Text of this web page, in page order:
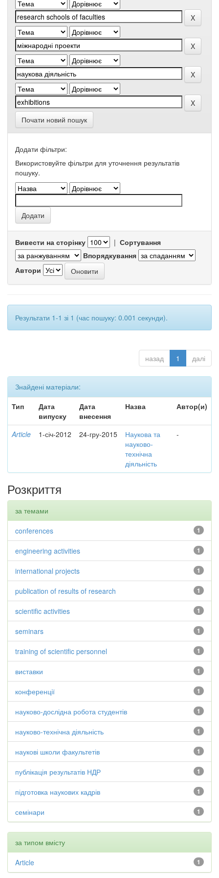
Почати новий пошук
Додати фільтри:
Використовуйте фільтри для уточнення результатів
пошуку.
Вивести на сторінку | Сортування
Впорядкування
Автори
Результати 1-1 зі 1 (час пошуку: 0.001 секунди).
назад 1 далі
Знайдені матеріали:
Тип
Дата
випуску
Дата
внесення
Назва Автор(и)
Article 1-січ-2012 24-гру-2015
Наукова та
науково-
технічна
діяльність
-
Розкриття
за темами
1
conferences
1
engineering activities
1
international projects
1
publication of results of research
1
scientific activities
1
seminars
1
training of scientific personnel
1
виставки
1
конференції
1
науково-дослідна робота студентів
1
науково-технічна діяльність
1
наукові школи факультетів
1
публікація результатів НДР
1
підготовка наукових кадрів
1
семінари
за типом вмісту
1
Article